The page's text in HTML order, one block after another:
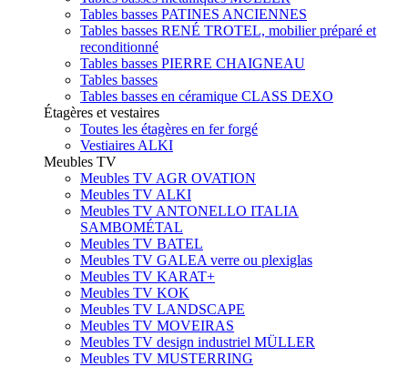
Tables basses PATINES ANCIENNES
Tables basses RENÉ TROTEL, mobilier préparé et
reconditionné
Tables basses PIERRE CHAIGNEAU
Tables basses
Tables basses en céramique CLASS DEXO
Étagères et vestaires
Toutes les étagères en fer forgé
Vestiaires ALKI
Meubles TV
Meubles TV AGR OVATION
Meubles TV ALKI
Meubles TV ANTONELLO ITALIA
SAMBOMÉTAL
Meubles TV BATEL
Meubles TV GALEA verre ou plexiglas
Meubles TV KARAT+
Meubles TV KOK
Meubles TV LANDSCAPE
Meubles TV MOVEIRAS
Meubles TV design industriel MÜLLER
Meubles TV MUSTERRING